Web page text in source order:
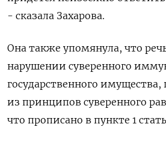
- сказала Захарова.
Она ​также упомянула, что
нарушении суверенного
государственного
из принципов суверенного
что прописано в пункте 1